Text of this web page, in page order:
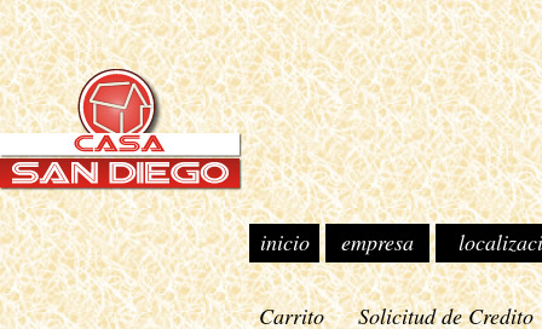
inicio empresa
Carrito Solicitud de Credito